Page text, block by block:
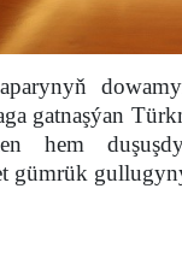
gatnaşýan
hem
gümrük